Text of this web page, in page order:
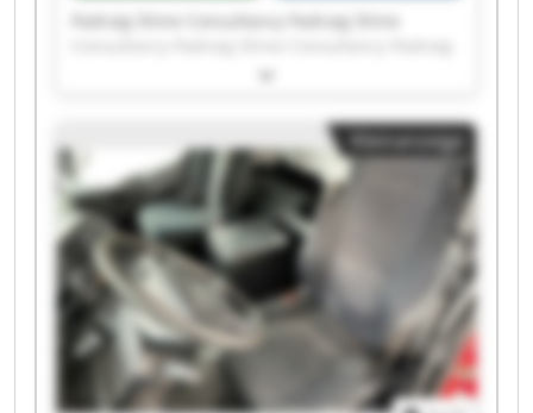
Padraig Shine Consultancy Padraig Shine
Shine Consultancy Padraig Shine Consultancy
Consultancy Padraig Shine Consultancy Padraig
Shine Consultancy Padraig Shine Consultancy
Padraig Shine Consultancy Padraig Shine
Consultancy Padraig Shine Consultancy Padraig
Shine Consultancy Padraig Shine Consultancy
Padraig Shine Consultancy Padraig Shine
Consultancy Padraig Shine Consultancy Padraig
Shine Consultancy Padraig Shine Consultancy
Kleinanzeige